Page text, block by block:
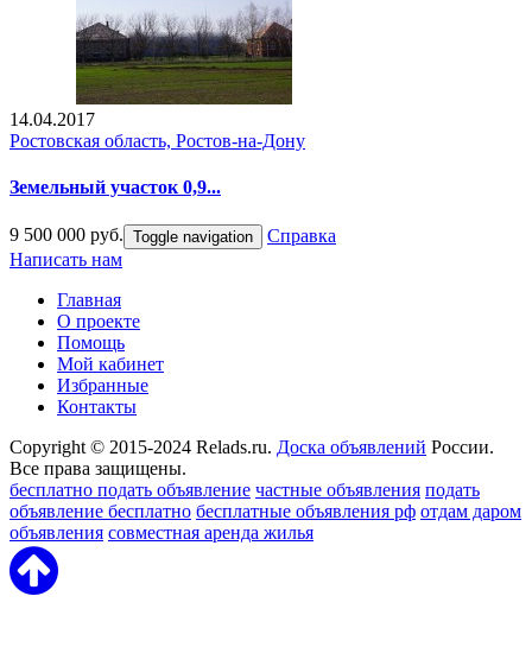
14.04.2017
Ростовская область, Ростов-на-Дону
Земельный участок 0,9...
9 500 000 руб. Toggle navigation
Справка
Написать нам
Главная
О проекте
Помощь
Мой кабинет
Избранные
Контакты
Copyright © 2015-2024 Relads.ru. Доска объявлений России.
Все права защищены.
бесплатно подать объявление частные объявления подать
объявление бесплатно бесплатные объявления рф отдам даром
объявления совместная аренда жилья